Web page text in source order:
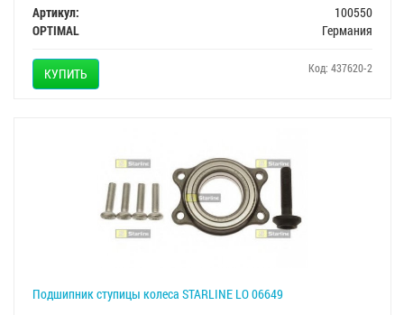
Артикул:
100550
OPTIMAL
Германия
КУПИТЬ Код: 437620-2
Подшипник ступицы колеса STARLINE LO 06649